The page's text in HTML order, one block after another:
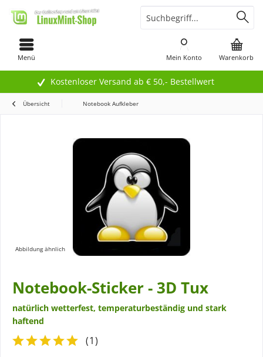
Kostenloser Versand ab € 50,- Bestellwert
Menü Warenkorb
Mein Konto
Übersicht Notebook Aufkleber
Abbildung ähnlich
Notebook-Sticker - 3D Tux
natürlich wetterfest, temperaturbeständig und stark
haftend
(1)